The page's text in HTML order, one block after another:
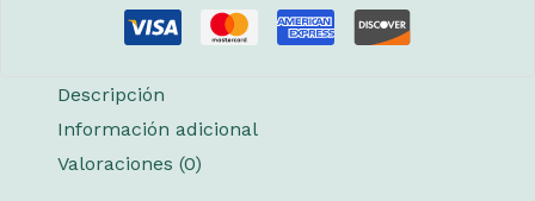
Descripción
Información adicional
Valoraciones (0)